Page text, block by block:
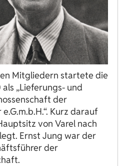
Mitgliedern startete die
als „Lieferungs- und
der
Kurz darauf
von Varel nach
Ernst Jung war der
der